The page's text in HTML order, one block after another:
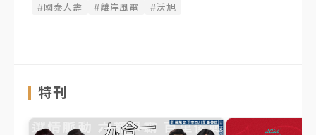
#國泰人壽 #離岸風電 #沃旭
特刊